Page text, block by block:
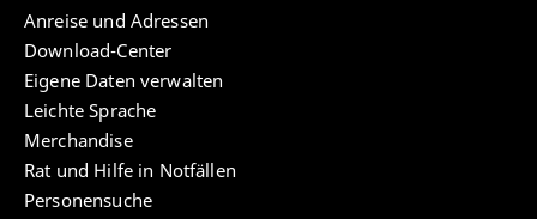
Anreise und Adressen
Download-Center
Eigene Daten verwalten
Leichte Sprache
Merchandise
Rat und Hilfe in Notfällen
Personensuche